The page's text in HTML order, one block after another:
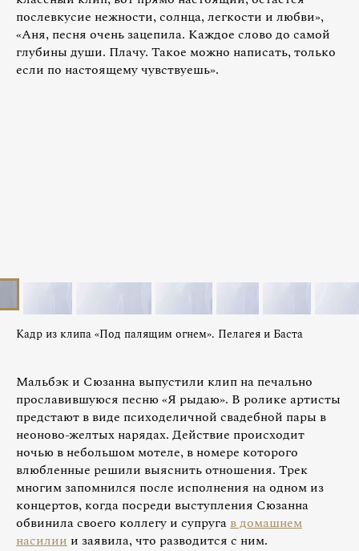
послевкусие нежности, солнца, легкости и любви»,
«Аня, песня очень зацепила. Каждое слово до самой
глубины души. Плачу. Такое можно написать, только
если по настоящему чувствуешь».
Кадр из клипа «Под палящим огнем». Пелагея и Баста
Мальбэк и Сюзанна выпустили клип на печально
прославившуюся песню «Я рыдаю». В ролике артисты
предстают в виде психоделичной свадебной пары в
неоново-желтых нарядах. Действие происходит
ночью в небольшом мотеле, в номере которого
влюбленные решили выяснить отношения. Трек
многим запомнился после исполнения на одном из
концертов, когда посреди выступления Сюзанна
обвинила своего коллегу и супругав домашнем
насилии и заявила, что разводится с ним.